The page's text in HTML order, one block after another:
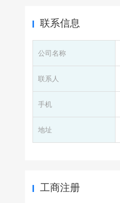
联系信息
公司名称
联系人
手机
地址
工商注册